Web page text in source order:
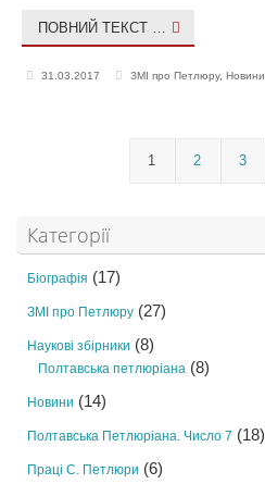
ПОВНИЙ ТЕКСТ …
31.03.2017 ЗМІ про Петлюру,Новини
1 2 3
Категорії
Біографія (17)
ЗМІ про Петлюру (27)
Наукові збірники (8)
Полтавська петлюріана (8)
Новини (14)
Полтавська Петлюріана. Число 7 (18)
Праці С. Петлюри (6)